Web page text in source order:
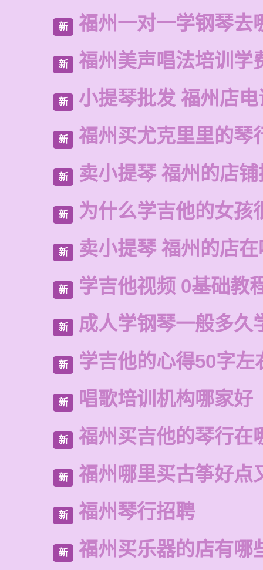
新 福州一对一学钢琴去
新 福州美声唱法培训学
新 小提琴批发 福州店
新 福州买尤克里里的琴
新 卖小提琴 福州的店
新 为什么学吉他的女孩
新 卖小提琴 福州的店
新 学吉他视频 0基础教
新 成人学钢琴一般多久
新 学吉他的心得50字左
新 唱歌培训机构哪家好
新 福州买吉他的琴行在
新 福州哪里买古筝好点
新 福州琴行招聘
新 福州买乐器的店有哪